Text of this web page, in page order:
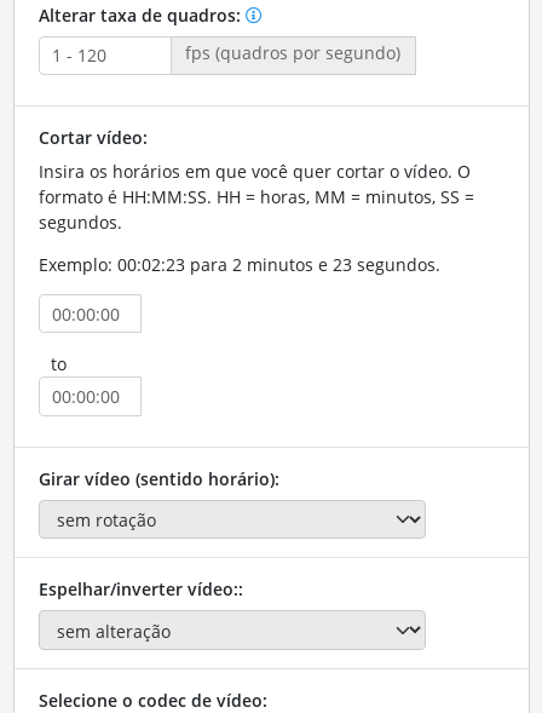
Alterar taxa de quadros:
fps (quadros por segundo)
Cortar vídeo:
Insira os horários em que você quer cortar o vídeo. O
formato é HH:MM:SS. HH = horas, MM = minutos, SS =
segundos.
Exemplo: 00:02:23 para 2 minutos e 23 segundos.
to
Girar vídeo (sentido horário):
Espelhar/inverter vídeo::
Selecione o codec de vídeo: